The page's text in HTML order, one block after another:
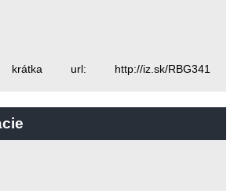
url: http://iz.sk/RBG341